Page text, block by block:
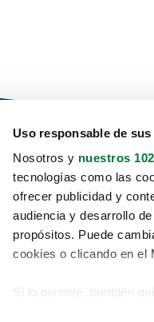
Uso responsable de
Nosotros y nuestros
tecnologías como las
ofrecer publicidad y
audiencia y desarrollo
propósitos. Puede
cookies o clicando en el
Si lo permite, también